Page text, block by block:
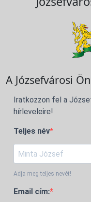
A Józsefvárosi
Iratkozzon fel a
hírleveleire!
Teljes név
Adja meg teljes nevét!
Email cím: